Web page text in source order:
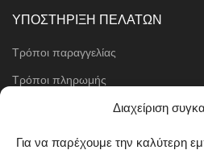
Διαχείριση
Για να παρέχουμε την καλύτερη
ΥΠΟΣΤΗΡΙΞΗ ΠΕΛΑΤΩΝ
Τρόποι παραγγελίας
Τρόποι πληρωμής
Μέθοδοι αποστολής